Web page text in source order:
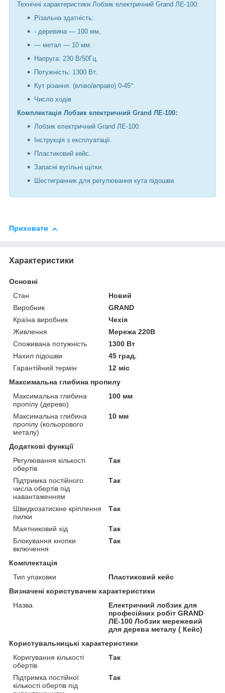
Технічні характеристики Лобзик електричний Grand ЛЕ-100:
Різальна здатність:
- деревина — 100 мм,
— метал — 10 мм.
Напруга: 230 В/50Гц.
Потужність: 1300 Вт.
Кут різання: (вліво/вправо) 0-45°.
Число ходів
Комплектація Лобзик електричний Grand ЛЕ-100:
Лобзик електричний Grand ЛЕ-100.
Інструкція з експлуатації.
Пластиковий кейс.
Запасні вугільні щітки.
Шестигранник для регулювання кута підошви.
Приховати
Характеристики
Основні
Стан
Новий
Виробник
GRAND
Країна виробник
Чехія
Живлення
Мережа 220В
Споживана потужність
1300 Вт
Нахил підошви
45 град.
Гарантійний термін
12 міс
Максимальна глибина пропилу
Максимальна глибина
пропілу (дерево)
100 мм
Максимальна глибина
пропілу (кольорового
металу)
10 мм
Додаткові функції
Регулювання кількості
обертів
Так
Підтримка постійного
числа обертів під
навантаженням
Так
Швидкозатискне кріплення
пилки
Так
Маятниковий хід
Так
Блокування кнопки
включення
Так
Комплектація
Тип упаковки
Пластиковий кейс
Визначені користувачем характеристики
Назва
Електричний лобзик для
професійних робіт GRAND
ЛЕ-100 Лобзик мережевий
для дерева металу ( Кейс)
Користувальницькі характеристики
Коригування кількості
обертів
Так
Підтримка постійної
кількості обертів під
Так